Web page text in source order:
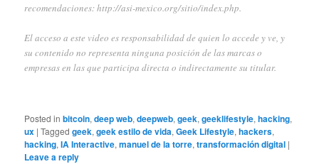
recomendaciones:http://asi-mexico.org/sitio/index.php
El acceso a este video es responsabilidad de quien lo accede y ve, y
su contenido no representa ninguna posición de las marcas o
empresas en las que participa directa o indirectamente su titular.
Posted in bitcoin,deep web,deepweb,geek,geeklifestyle,hacking,
ux |Tagged geek,geek estilo de vida,Geek Lifestyle,hackers,
hacking,IA Interactive,manuel de la torre,transformación digital |
Leave a reply